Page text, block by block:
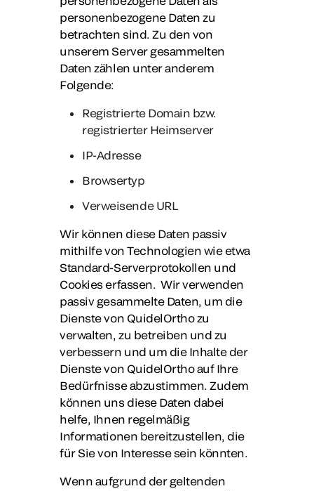
personenbezogene Daten zu
betrachten sind. Zu den von
unserem Server gesammelten
Daten zählen unter anderem
Folgende:
Registrierte Domain bzw.
registrierter Heimserver
IP-Adresse
Browsertyp
Verweisende URL
Wir können diese Daten passiv
mithilfe von Technologien wie etwa
Standard-Serverprotokollen und
Cookies erfassen. Wir verwenden
passiv gesammelte Daten, um die
Dienste von QuidelOrtho zu
verwalten, zu betreiben und zu
verbessern und um die Inhalte der
Dienste von QuidelOrtho auf Ihre
Bedürfnisse abzustimmen. Zudem
können uns diese Daten dabei
helfe, Ihnen regelmäßig
Informationen bereitzustellen, die
für Sie von Interesse sein könnten.
Wenn aufgrund der geltenden